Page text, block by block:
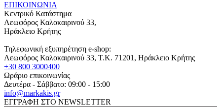
ΕΠΙΚΟΙΝΩΝΙΑ
Κεντρικό Κατάστημα
Λεωφόρος Καλοκαιρινού 33,
Ηράκλειο Κρήτης
Τηλεφωνική εξυπηρέτηση e-shop:
Λεωφόρος Καλοκαιρινού 33, T.K. 71201, Ηράκλειο Κρήτης
+30 800 3000400
Ωράριο επικοινωνίας
Δευτέρα - Σάββατο: 09:00 - 15:00
info@markakis.gr
ΕΓΓΡΑΦΗ ΣΤΟ NEWSLETTER